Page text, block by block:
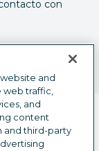
con
reservados.
and
web traffic,
and
content
and third-party